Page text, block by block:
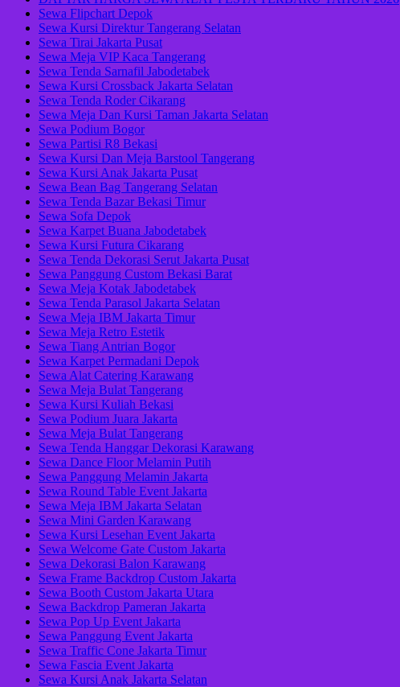
Sewa Flipchart Depok
Sewa Kursi Direktur Tangerang Selatan
Sewa Tirai Jakarta Pusat
Sewa Meja VIP Kaca Tangerang
Sewa Tenda Sarnafil Jabodetabek
Sewa Kursi Crossback Jakarta Selatan
Sewa Tenda Roder Cikarang
Sewa Meja Dan Kursi Taman Jakarta Selatan
Sewa Podium Bogor
Sewa Partisi R8 Bekasi
Sewa Kursi Dan Meja Barstool Tangerang
Sewa Kursi Anak Jakarta Pusat
Sewa Bean Bag Tangerang Selatan
Sewa Tenda Bazar Bekasi Timur
Sewa Sofa Depok
Sewa Karpet Buana Jabodetabek
Sewa Kursi Futura Cikarang
Sewa Tenda Dekorasi Serut Jakarta Pusat
Sewa Panggung Custom Bekasi Barat
Sewa Meja Kotak Jabodetabek
Sewa Tenda Parasol Jakarta Selatan
Sewa Meja IBM Jakarta Timur
Sewa Meja Retro Estetik
Sewa Tiang Antrian Bogor
Sewa Karpet Permadani Depok
Sewa Alat Catering Karawang
Sewa Meja Bulat Tangerang
Sewa Kursi Kuliah Bekasi
Sewa Podium Juara Jakarta
Sewa Meja Bulat Tangerang
Sewa Tenda Hanggar Dekorasi Karawang
Sewa Dance Floor Melamin Putih
Sewa Panggung Melamin Jakarta
Sewa Round Table Event Jakarta
Sewa Meja IBM Jakarta Selatan
Sewa Mini Garden Karawang
Sewa Kursi Lesehan Event Jakarta
Sewa Welcome Gate Custom Jakarta
Sewa Dekorasi Balon Karawang
Sewa Frame Backdrop Custom Jakarta
Sewa Booth Custom Jakarta Utara
Sewa Backdrop Pameran Jakarta
Sewa Pop Up Event Jakarta
Sewa Panggung Event Jakarta
Sewa Traffic Cone Jakarta Timur
Sewa Fascia Event Jakarta
Sewa Kursi Anak Jakarta Selatan